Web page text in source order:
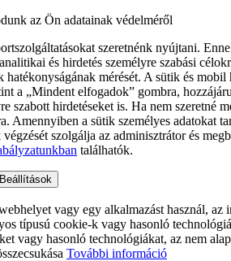
az Ön adatainak védelméről
szeretnénk nyújtani.
és hirdetés személyre szabási
mérését. A sütik és
a „Mindent elfogadok” gombra,
szabott hirdetéseket is. Ha nem szeretné
Amennyiben a sütik személyes adatokat
szolgálja az adminisztrátor és
találhatók.
Beállítások
vagy egy alkalmazást használ,
típusú cookie-k vagy hasonló
vagy hasonló technológiákat, az nem
További információ